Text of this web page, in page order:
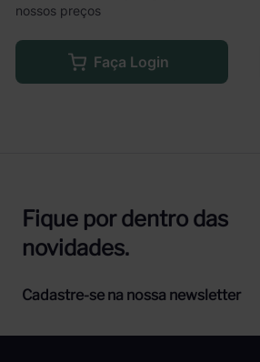
nossos preços
Faça Login
Fique por dentro das
novidades.
Cadastre-se na nossa newsletter